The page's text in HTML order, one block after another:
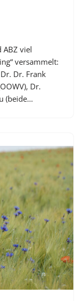
ABZ viel
versammelt:
Dr. Frank
Dr.
(beide…